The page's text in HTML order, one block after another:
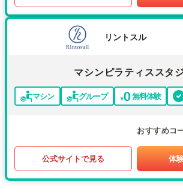
リントスル
マシンピラティススタ
マシン グループ 無料体験
おすすめコ
公式サイトで見る 体